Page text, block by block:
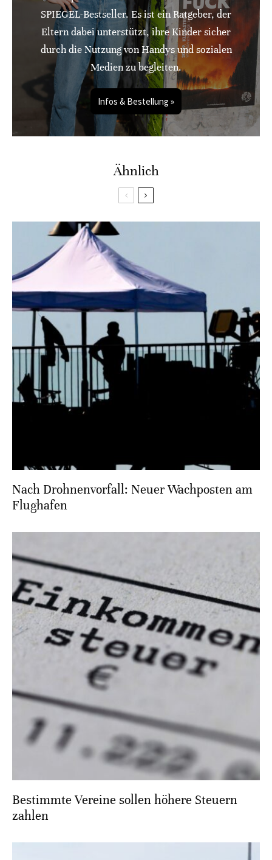
SPIEGEL-Bestseller. Es ist ein Ratgeber, der
Eltern dabei unterstützt, ihre Kinder sicher
durch die Nutzung von Handys und sozialen
Medien zu begleiten.
Infos & Bestellung »
Ähnlich
Nach Drohnenvorfall: Neuer Wachposten am
Flughafen
Bestimmte Vereine sollen höhere Steuern
zahlen